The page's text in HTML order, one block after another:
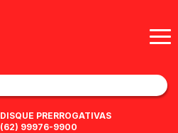
DISQUE PRERROGATIVAS
(62) 99976-9900